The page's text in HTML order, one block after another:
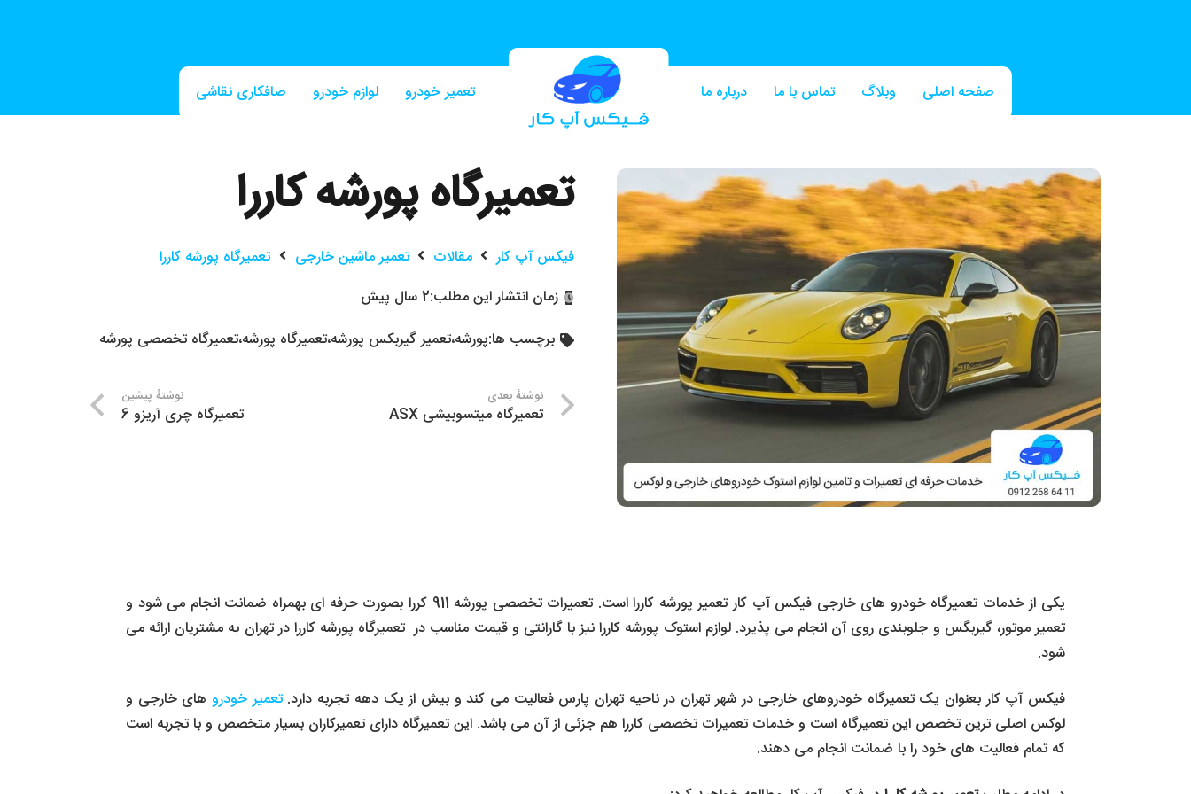
صفحه اصلی وبلاگ تماس با ما درباره ما تعمیر خودرو لوازم خودرو صافکاری نقاشی
تعمیرگاه پورشه کاررا
فیکس آپ کار مقالات تعمیر ماشین خارجی
تعمیرگاه پورشه کاررا
زمان انتشار این مطلب:2 سال پیش
برچسب ها:پورشه،تعمیر گیربکس پورشه،تعمیرگاه پورشه،تعمیرگاه تخصصی پورشه
نوشتهٔ پیشین
تعمیرگاه چری آریزو 6
نوشتهٔ بعدی
تعمیرگاه میتسوبیشی ASX
یکی از خدمات تعمیرگاه خودرو های خارجی فیکس آپ کار تعمیر پورشه کاررا است. تعمیرات تخصصی پورشه 911 کررا بصورت حرفه ای بهمراه ضمانت انجام می شود و
تعمیر موتور، گیربگس و جلوبندی روی آن انجام می پذیرد. لوازم استوک پورشه کاررا نیز با گارانتی و قیمت مناسب در تعمیرگاه پورشه کاررا در تهران به مشتریان ارائه می
شود.
فیکس آپ کار بعنوان یک تعمیرگاه خودروهای خارجی در شهر تهران در ناحیه تهران پارس فعالیت می کند و بیش از یک دهه تجربه دارد.تعمیر خودروهای خارجی و
لوکس اصلی ترین تخصص این تعمیرگاه است و خدمات تعمیرات تخصصی کاررا هم جزئی از آن می باشد. این تعمیرگاه دارای تعمیرکاران بسیار متخصص و با تجربه است
که تمام فعالیت های خود را با ضمانت انجام می دهند.